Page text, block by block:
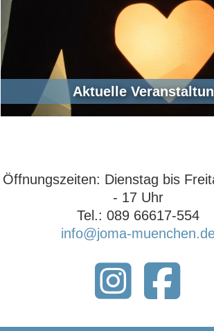
Aktuelle
Öffnungszeiten: ‍Dienstag bis
- 17 Uhr‍
Tel.: 089 66617-554
info@joma-